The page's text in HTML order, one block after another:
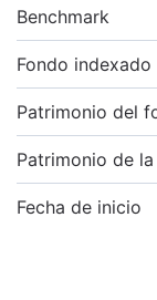
Benchmark
Fondo indexado
Patrimonio del
Patrimonio de
Fecha de inicio